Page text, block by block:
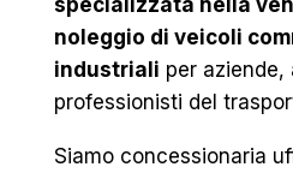
noleggio di veicoli
industriali per
professionisti del
Siamo concessionaria